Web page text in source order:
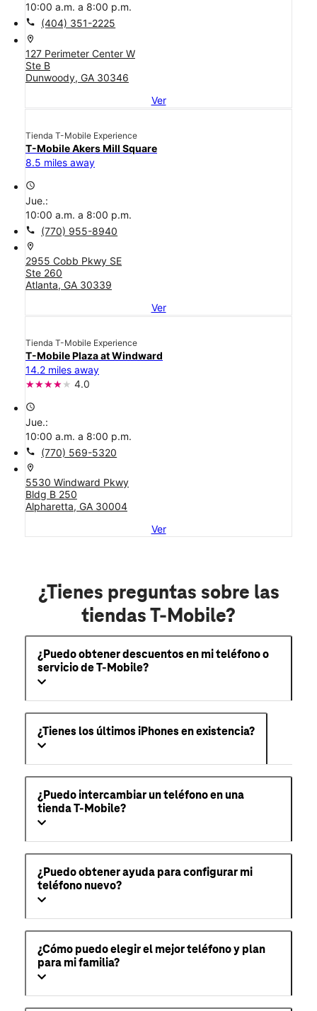
10:00 a.m. a 8:00 p.m.
call (404) 351-2225
location_on
127 Perimeter Center W
Ste B
Dunwoody, GA 30346
Ver
Tienda T-Mobile Experience
T-Mobile Akers Mill Square
8.5 miles away
access_time
Jue.:
10:00 a.m. a 8:00 p.m.
call (770) 955-8940
location_on
2955 Cobb Pkwy SE
Ste 260
Atlanta, GA 30339
Ver
Tienda T-Mobile Experience
T-Mobile Plaza at Windward
14.2 miles away
4.0
access_time
Jue.:
10:00 a.m. a 8:00 p.m.
call (770) 569-5320
location_on
5530 Windward Pkwy
Bldg B 250
Alpharetta, GA 30004
Ver
¿Tienes preguntas sobre las
tiendas T-Mobile?
¿Puedo obtener descuentos en mi teléfono o
servicio de T-Mobile?
¿Tienes los últimos iPhones en existencia?
¿Puedo intercambiar un teléfono en una
tienda T-Mobile?
¿Puedo obtener ayuda para configurar mi
teléfono nuevo?
¿Cómo puedo elegir el mejor teléfono y plan
para mi familia?